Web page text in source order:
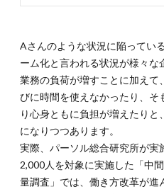
Aさんのような状況に陥ってい
ーム化と言われる状況が様々な
業務の負荷が増すことに加え
びに時間を使えなかったり、そ
り心身ともに負担が増えたり
になりつつあります。
実際、パーソル総合研究所が実
2,000人を対象に実施した「中
量調査」では、働き方改革が進